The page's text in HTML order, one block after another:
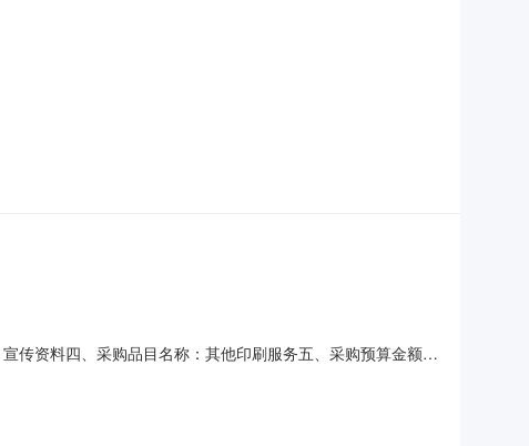
传资料四、采购品目名称：其他印刷服务五、采购预算金额